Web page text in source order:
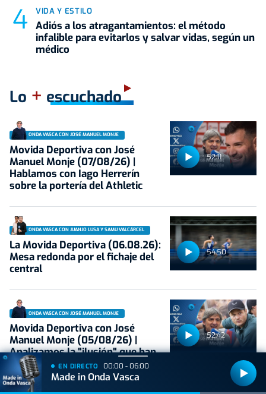
VIDA Y ESTILO
Adiós a los atragantamientos: el método
infalible para evitarlos y salvar vidas, según un
médico
Lo + escuchado
52:11
ONDA VASCA CON JOSÉ MANUEL MONJE
Movida Deportiva con José
Manuel Monje (07/08/26) |
Hablamos con Iago Herrerín
sobre la portería del Athletic
54:50
ONDA VASCA CON JUANJO LUSA Y SAMU VALCÁRCEL
La Movida Deportiva (06.08.26):
Mesa redonda por el fichaje del
central
52:42
ONDA VASCA CON JOSÉ MANUEL MONJE
Movida Deportiva con José
Manuel Monje (05/08/26) |
Analizamos la "ilusión" que han
generado los últimos cambios en
el banquillo del Athletic
EN DIRECTO 00:00 - 06:00
Made in Onda Vasca